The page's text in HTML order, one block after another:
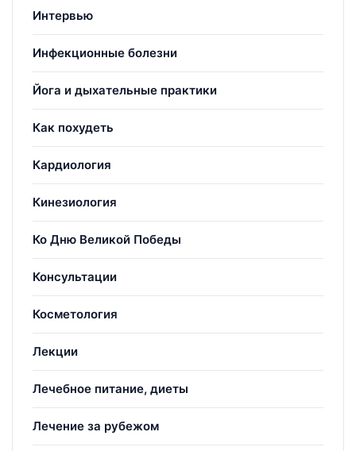
Интервью
Инфекционные болезни
Йога и дыхательные практики
Как похудеть
Кардиология
Кинезиология
Ко Дню Великой Победы
Консультации
Косметология
Лекции
Лечебное питание, диеты
Лечение за рубежом